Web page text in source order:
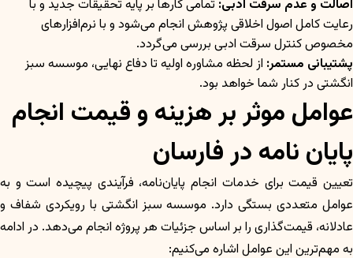
اصالت و عدم سرقت ادبی: تمامی کارها بر پایه تحقیقات جدید و با
رعایت کامل اصول اخلاقی پژوهش انجام می‌شود و با نرم‌افزارهای
مخصوص کنترل سرقت ادبی بررسی می‌گردد.
پشتیبانی مستمر: از لحظه مشاوره اولیه تا دفاع نهایی، موسسه سبز
انگشتی در کنار شما خواهد بود.
عوامل موثر بر هزینه و قیمت انجام
پایان نامه در فارسان
تعیین قیمت برای خدمات انجام پایان‌نامه، فرآیندی پیچیده است و به
عوامل متعددی بستگی دارد. موسسه سبز انگشتی با رویکردی شفاف و
عادلانه، قیمت‌گذاری را بر اساس جزئیات هر پروژه انجام می‌دهد. در ادامه
به مهم‌ترین این عوامل اشاره می‌کنیم: